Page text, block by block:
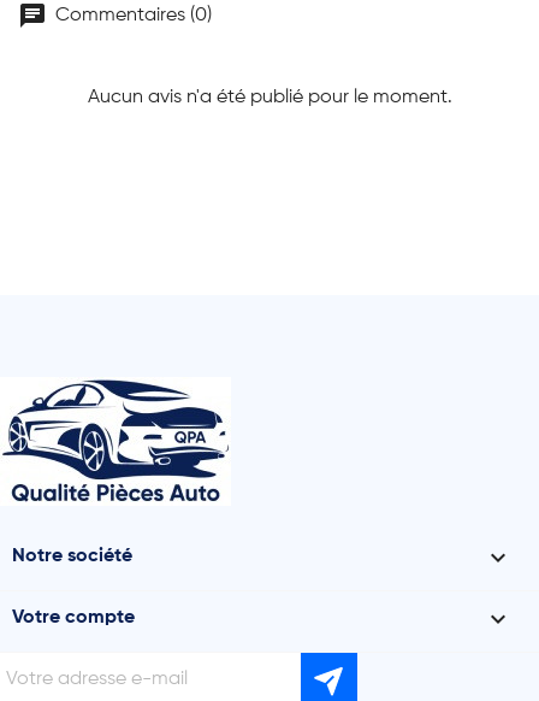
chat Commentaires (0)
Aucun avis n'a été publié pour le moment.
Notre société 
Votre compte 